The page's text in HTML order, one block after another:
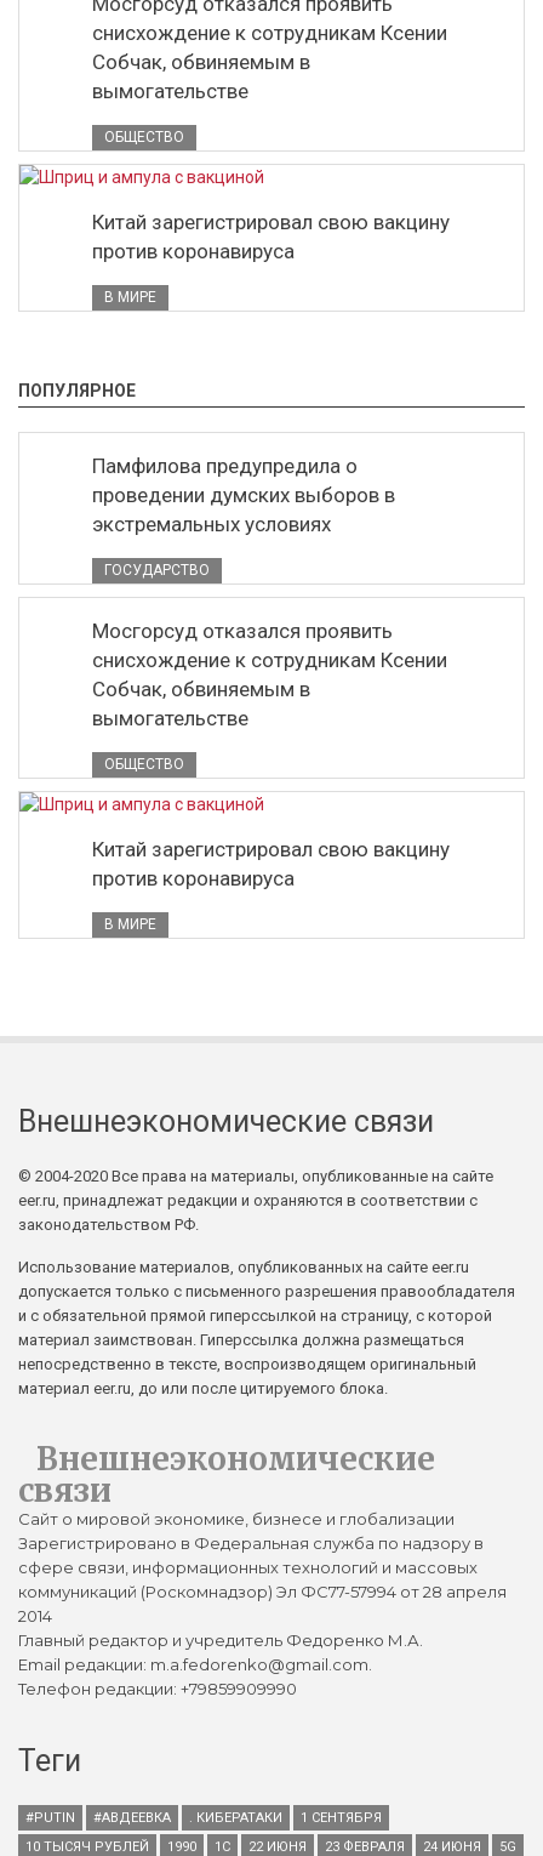
снисхождение к сотрудникам Ксении
Собчак, обвиняемым в
вымогательстве
ОБЩЕСТВО
Китай зарегистрировал свою вакцину
против коронавируса
В МИРЕ
ПОПУЛЯРНОЕ
Памфилова предупредила о
проведении думских выборов в
экстремальных условиях
ГОСУДАРСТВО
Мосгорсуд отказался проявить
снисхождение к сотрудникам Ксении
Собчак, обвиняемым в
вымогательстве
ОБЩЕСТВО
Китай зарегистрировал свою вакцину
против коронавируса
В МИРЕ
Внешнеэкономические связи
© 2004-2020 Все права на материалы, опубликованные на сайте
eer.ru, принадлежат редакции и охраняются в соответствии с
законодательством РФ.
Использование материалов, опубликованных на сайте eer.ru
допускается только с письменного разрешения правообладателя
и с обязательной прямой гиперссылкой на страницу, с которой
материал заимствован. Гиперссылка должна размещаться
непосредственно в тексте, воспроизводящем оригинальный
материал eer.ru, до или после цитируемого блока.
Внешнеэкономические
связи
Сайт о мировой экономике, бизнесе и глобализации
Зарегистрировано в Федеральная служба по надзору в
сфере связи, информационных технологий и массовых
коммуникаций (Роскомнадзор) Эл ФС77-57994 от 28 апреля
2014
Главный редактор и учредитель Федоренко М.А.
Email редакции: m.a.fedorenko@gmail.com.
Телефон редакции: +79859909990
Теги
#PUTIN #АВДЕЕВКА . КИБЕРАТАКИ
1 СЕНТЯБРЯ
10 ТЫСЯЧ РУБЛЕЙ
1990 1С 22 ИЮНЯ 23 ФЕВРАЛЯ 24 ИЮНЯ
5G